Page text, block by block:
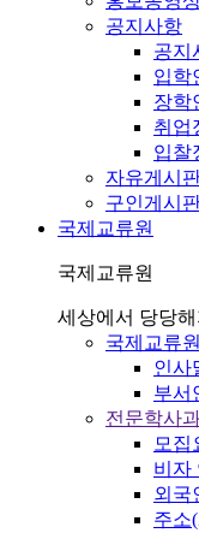
공지사항
공지
입학
장학
취업
입찰
자유게시
구인게시
국제교류원
국제교류원
세상에서 당당
국제교류
인사
부서
전문학사
모집
비자
외국
주소